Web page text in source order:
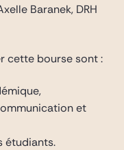
Baranek, DRH
cette bourse sont :
et
étudiants.